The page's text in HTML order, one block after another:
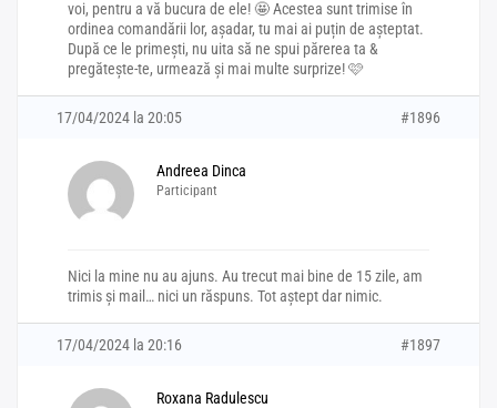
voi, pentru a vă bucura de ele! 🤩 Acestea sunt trimise în
ordinea comandării lor, așadar, tu mai ai puțin de așteptat.
După ce le primești, nu uita să ne spui părerea ta &
pregătește-te, urmează și mai multe surprize! 🩷
17/04/2024 la 20:05 #1896
Andreea Dinca
Participant
Nici la mine nu au ajuns. Au trecut mai bine de 15 zile, am
trimis și mail… nici un răspuns. Tot aștept dar nimic.
17/04/2024 la 20:16 #1897
Roxana Radulescu